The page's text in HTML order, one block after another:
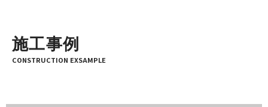
施工事例
CONSTRUCTION EXSAMPLE